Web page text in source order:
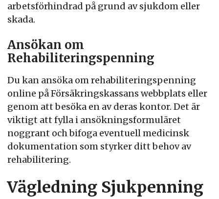
arbetsförhindrad på grund av sjukdom eller
skada.
Ansökan om
Rehabiliteringspenning
Du kan ansöka om rehabiliteringspenning
online på Försäkringskassans webbplats eller
genom att besöka en av deras kontor. Det är
viktigt att fylla i ansökningsformuläret
noggrant och bifoga eventuell medicinsk
dokumentation som styrker ditt behov av
rehabilitering.
Vägledning Sjukpenning